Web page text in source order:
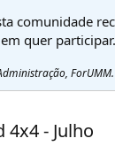
comunidade
quer participar.
ForUMM.
4x4 - Julho